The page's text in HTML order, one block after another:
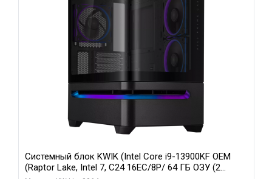
Системный блок KWIK (Intel Core i9-13900KF OEM
(Raptor Lake, Intel 7, C24 16EC/8P/ 64 ГБ ОЗУ (2